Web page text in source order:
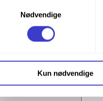
Ved å trykke «Godta alle» gir
trykke på avmerkingsboksen
Du kan lese mer om hvordan
personopplysninger på vår side
Nødvendige
Kun nødvendige
og forhold som ikkje